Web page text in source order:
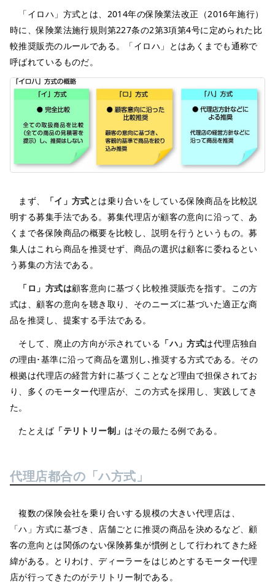
「イロハ」方式とは、2014年の保険業法改正（2016年施行）
時に、保険業法施行規則第227条の2第3項第4号に定められた比
較推奨販売のルールである。「イロハ」とはあくまでも通称で
呼ばれているものだ。
まず、 「イ」方式とは乗り合いをしている保険商品を比較説
明する募集手法である。募集代理店が顧客の意向に沿って、あ
くまで各保険商品の概要を比較し、説明を行うというもの。募
集人はこれら商品を推奨せず、商品の選択は顧客に委ねるとい
う募集の方法である。
「ロ」方式は顧客意向に基づく比較推奨販売を指す。この方
式は、顧客の意向を聴き取り、そのニーズに基づいた適正な商
品を推奨し、提案する手法である。
そして、廃止の方向が示されている 「ハ」方式は代理店独自
の理由･基準に沿って商品を選別し､推奨する方式である。その
根拠は代理店の経営方針に基づくことなど理由で担保されてお
り、多くのモーター代理店が、この方式を採用し、実践してき
た。
たとえば「テリトリー制」 はその最たる例である。
代理店都合の「ハ方式」
複数の保険会社を乗り合いする規模の大きい代理店は、
「ハ」方式に基づき、店舗ごとに推奨の商品を決めるなど、顧
客の意向とは関係のない保険募集が慣例として行われてきた経
緯がある。とりわけ、ディーラーをはじめとするモーター代理
店が行ってきたのがテリトリー制である。